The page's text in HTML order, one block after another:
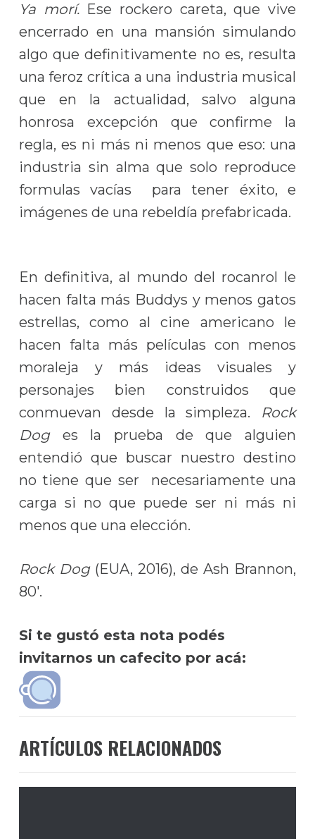
Ya morí. Ese rockero careta, que vive
encerrado en una mansión simulando
algo que definitivamente no es, resulta
una feroz crítica a una industria musical
que en la actualidad, salvo alguna
honrosa excepción que confirme la
regla, es ni más ni menos que eso: una
industria sin alma que solo reproduce
formulas vacías para tener éxito, e
imágenes de una rebeldía prefabricada.
En definitiva, al mundo del rocanrol le
hacen falta más Buddys y menos gatos
estrellas, como al cine americano le
hacen falta más películas con menos
moraleja y más ideas visuales y
personajes bien construidos que
conmuevan desde la simpleza. Rock
Doges la prueba de que alguien
entendió que buscar nuestro destino
no tiene que ser necesariamente una
carga si no que puede ser ni más ni
menos que una elección.
Rock Dog(EUA, 2016), de Ash Brannon,
80′.
Si te gustó esta nota podés
invitarnos un cafecito por acá:
ARTÍCULOS RELACIONADOS